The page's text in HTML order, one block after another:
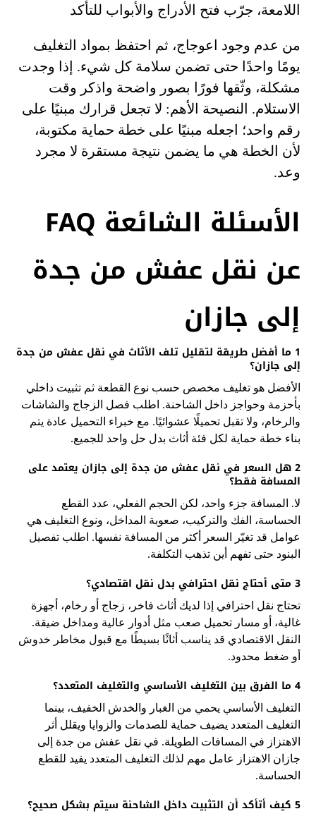
اللامعة، جرّب فتح الأدراج والأبواب للتأكد
من عدم وجود اعوجاج، ثم احتفظ بمواد التغليف
يومًا واحدًا حتى تضمن سلامة كل شيء. إذا وجدت
مشكلة، وثّقها فورًا بصور واضحة واذكر وقت
الاستلام. النصيحة الأهم: لا تجعل قرارك مبنيًا على
رقم واحد؛ اجعله مبنيًا على خطة حماية مكتوبة،
لأن الخطة هي ما يضمن نتيجة مستقرة لا مجرد
وعد.
الأسئلة الشائعة FAQ
عن نقل عفش من جدة
إلى جازان
1 ما أفضل طريقة لتقليل تلف الأثاث في نقل عفش من جدة
إلى جازان؟
الأفضل هو تغليف مخصص حسب نوع القطعة ثم تثبيت داخلي
بأحزمة وحواجز داخل الشاحنة. اطلب فصل الزجاج والشاشات
والرخام، ولا تقبل تحميلًا عشوائيًا. مع خبراء التحميل عادة يتم
بناء خطة حماية لكل فئة أثاث بدل حل واحد للجميع.
2 هل السعر في نقل عفش من جدة إلى جازان يعتمد على
المسافة فقط؟
لا. المسافة جزء واحد، لكن الحجم الفعلي، عدد القطع
الحساسة، الفك والتركيب، صعوبة المداخل، ونوع التغليف هي
عوامل قد تغيّر السعر أكثر من المسافة نفسها. اطلب تفصيل
البنود حتى تفهم أين تذهب التكلفة.
3 متى أحتاج نقل احترافي بدل نقل اقتصادي؟
تحتاج نقل احترافي إذا لديك أثاث فاخر، زجاج أو رخام، أجهزة
غالية، أو مسار تحميل صعب مثل أدوار عالية ومداخل ضيقة.
النقل الاقتصادي قد يناسب أثاثًا بسيطًا مع قبول مخاطر خدوش
أو ضغط محدود.
4 ما الفرق بين التغليف الأساسي والتغليف المتعدد؟
التغليف الأساسي يحمي من الغبار والخدش الخفيف، بينما
التغليف المتعدد يضيف حماية للصدمات والزوايا ويقلل أثر
الاهتزاز في المسافات الطويلة. في نقل عفش من جدة إلى
جازان الاهتزاز عامل مهم لذلك التغليف المتعدد يفيد للقطع
الحساسة.
5 كيف أتأكد أن التثبيت داخل الشاحنة سيتم بشكل صحيح؟